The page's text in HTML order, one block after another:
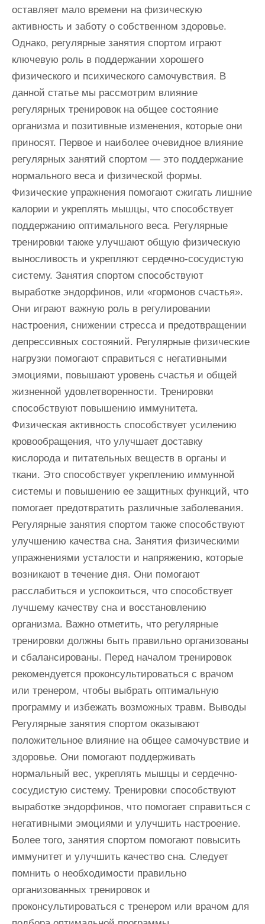
оставляет мало времени на физическую
активность и заботу о собственном здоровье.
Однако, регулярные занятия спортом играют
ключевую роль в поддержании хорошего
физического и психического самочувствия. В
данной статье мы рассмотрим влияние
регулярных тренировок на общее состояние
организма и позитивные изменения, которые они
приносят. Первое и наиболее очевидное влияние
регулярных занятий спортом — это поддержание
нормального веса и физической формы.
Физические упражнения помогают сжигать лишние
калории и укреплять мышцы, что способствует
поддержанию оптимального веса. Регулярные
тренировки также улучшают общую физическую
выносливость и укрепляют сердечно-сосудистую
систему. Занятия спортом способствуют
выработке эндорфинов, или «гормонов счастья».
Они играют важную роль в регулировании
настроения, снижении стресса и предотвращении
депрессивных состояний. Регулярные физические
нагрузки помогают справиться с негативными
эмоциями, повышают уровень счастья и общей
жизненной удовлетворенности. Тренировки
способствуют повышению иммунитета.
Физическая активность способствует усилению
кровообращения, что улучшает доставку
кислорода и питательных веществ в органы и
ткани. Это способствует укреплению иммунной
системы и повышению ее защитных функций, что
помогает предотвратить различные заболевания.
Регулярные занятия спортом также способствуют
улучшению качества сна. Занятия физическими
упражнениями усталости и напряжению, которые
возникают в течение дня. Они помогают
расслабиться и успокоиться, что способствует
лучшему качеству сна и восстановлению
организма. Важно отметить, что регулярные
тренировки должны быть правильно организованы
и сбалансированы. Перед началом тренировок
рекомендуется проконсультироваться с врачом
или тренером, чтобы выбрать оптимальную
программу и избежать возможных травм. Выводы
Регулярные занятия спортом оказывают
положительное влияние на общее самочувствие и
здоровье. Они помогают поддерживать
нормальный вес, укреплять мышцы и сердечно-
сосудистую систему. Тренировки способствуют
выработке эндорфинов, что помогает справиться с
негативными эмоциями и улучшить настроение.
Более того, занятия спортом помогают повысить
иммунитет и улучшить качество сна. Следует
помнить о необходимости правильно
организованных тренировок и
проконсультироваться с тренером или врачом для